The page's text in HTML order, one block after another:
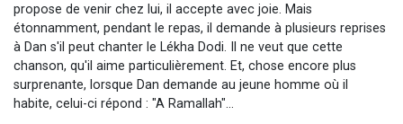
propose de venir chez lui, il accepte avec joie. Mais
étonnamment, pendant le repas, il demande à plusieurs reprises
à Dan s'il peut chanter le Lékha Dodi. Il ne veut que cette
chanson, qu'il aime particulièrement. Et, chose encore plus
surprenante, lorsque Dan demande au jeune homme où il
habite, celui-ci répond : "A Ramallah"...